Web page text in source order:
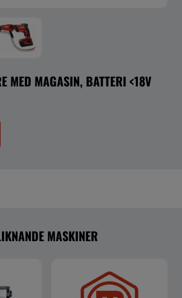
MED MAGASIN, BATTERI <18V
MASKINER